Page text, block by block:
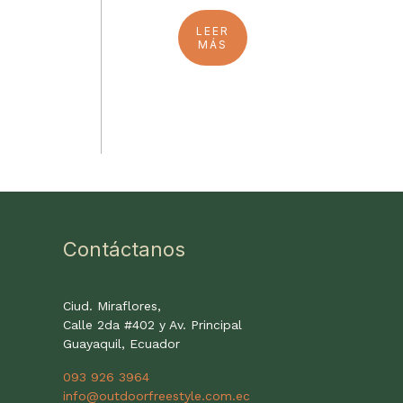
LEER
MÁS
Contáctanos
Ciud. Miraflores,
Calle 2da #402 y Av. Principal
Guayaquil, Ecuador
093 926 3964
info@outdoorfreestyle.com.ec